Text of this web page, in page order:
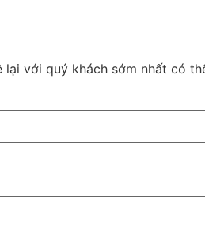
lại với quý khách sớm nhất có